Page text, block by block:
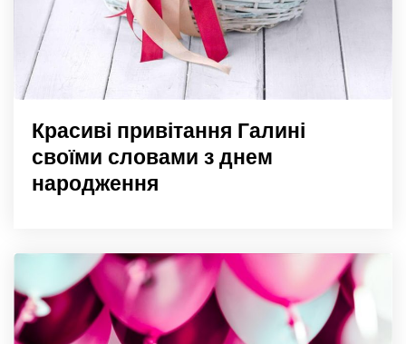
Красиві привітання Галині
своїми словами з днем
народження